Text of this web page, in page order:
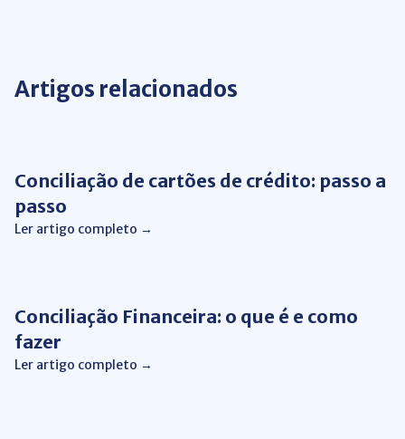
Artigos relacionados
Conciliação de cartões de crédito: passo a
passo
Ler artigo completo →
Conciliação Financeira: o que é e como
fazer
Ler artigo completo →